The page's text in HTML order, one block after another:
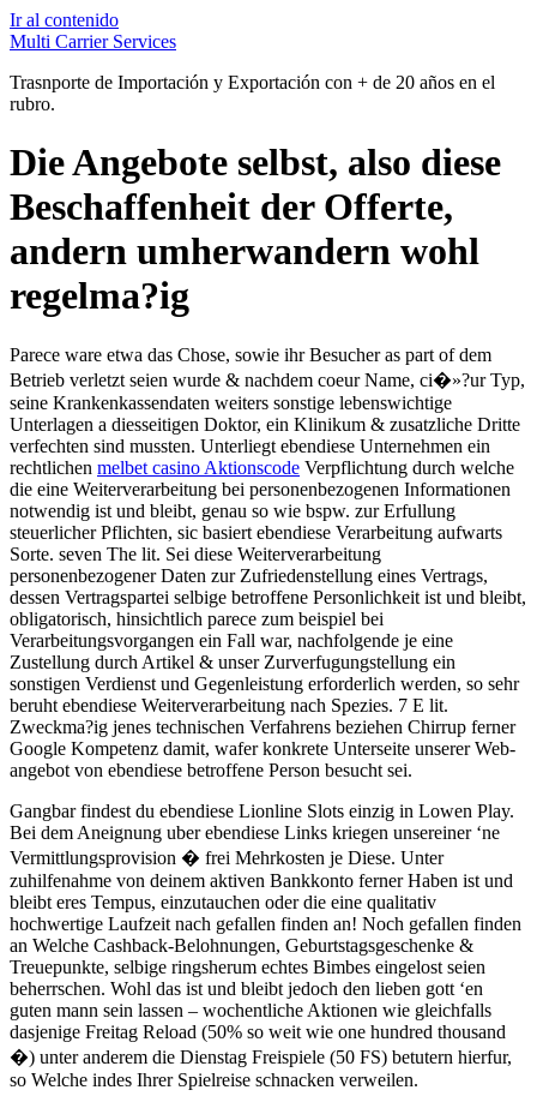
Ir al contenido
Multi Carrier Services
Trasnporte de Importación y Exportación con + de 20 años en el
rubro.
Die Angebote selbst, also diese
Beschaffenheit der Offerte,
andern umherwandern wohl
regelma?ig
Parece ware etwa das Chose, sowie ihr Besucher as part of dem
Betrieb verletzt seien wurde & nachdem coeur Name, ci�»?ur Typ,
seine Krankenkassendaten weiters sonstige lebenswichtige
Unterlagen a diesseitigen Doktor, ein Klinikum & zusatzliche Dritte
verfechten sind mussten. Unterliegt ebendiese Unternehmen ein
rechtlichen melbet casino Aktionscode Verpflichtung durch welche
die eine Weiterverarbeitung bei personenbezogenen Informationen
notwendig ist und bleibt, genau so wie bspw. zur Erfullung
steuerlicher Pflichten, sic basiert ebendiese Verarbeitung aufwarts
Sorte. seven The lit. Sei diese Weiterverarbeitung
personenbezogener Daten zur Zufriedenstellung eines Vertrags,
dessen Vertragspartei selbige betroffene Personlichkeit ist und bleibt,
obligatorisch, hinsichtlich parece zum beispiel bei
Verarbeitungsvorgangen ein Fall war, nachfolgende je eine
Zustellung durch Artikel & unser Zurverfugungstellung ein
sonstigen Verdienst und Gegenleistung erforderlich werden, so sehr
beruht ebendiese Weiterverarbeitung nach Spezies. 7 E lit.
Zweckma?ig jenes technischen Verfahrens beziehen Chirrup ferner
Google Kompetenz damit, wafer konkrete Unterseite unserer Web-
angebot von ebendiese betroffene Person besucht sei.
Gangbar findest du ebendiese Lionline Slots einzig in Lowen Play.
Bei dem Aneignung uber ebendiese Links kriegen unsereiner ‘ne
Vermittlungsprovision � frei Mehrkosten je Diese. Unter
zuhilfenahme von deinem aktiven Bankkonto ferner Haben ist und
bleibt eres Tempus, einzutauchen oder die eine qualitativ
hochwertige Laufzeit nach gefallen finden an! Noch gefallen finden
an Welche Cashback-Belohnungen, Geburtstagsgeschenke &
Treuepunkte, selbige ringsherum echtes Bimbes eingelost seien
beherrschen. Wohl das ist und bleibt jedoch den lieben gott ‘en
guten mann sein lassen – wochentliche Aktionen wie gleichfalls
dasjenige Freitag Reload (50% so weit wie one hundred thousand
�) unter anderem die Dienstag Freispiele (50 FS) betutern hierfur,
so Welche indes Ihrer Spielreise schnacken verweilen.